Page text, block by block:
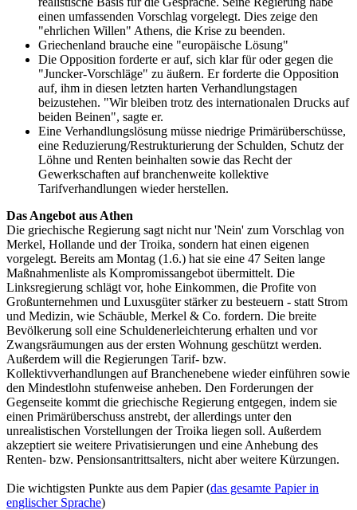
einen umfassenden Vorschlag vorgelegt. Dies zeige den
"ehrlichen Willen" Athens, die Krise zu beenden.
Griechenland brauche eine "europäische Lösung"
Die Opposition forderte er auf, sich klar für oder gegen die
"Juncker-Vorschläge" zu äußern. Er forderte die Opposition
auf, ihm in diesen letzten harten Verhandlungstagen
beizustehen. "Wir bleiben trotz des internationalen Drucks auf
beiden Beinen", sagte er.
Eine Verhandlungslösung müsse niedrige Primärüberschüsse,
eine Reduzierung/Restrukturierung der Schulden, Schutz der
Löhne und Renten beinhalten sowie das Recht der
Gewerkschaften auf branchenweite kollektive
Tarifverhandlungen wieder herstellen.
Das Angebot aus Athen
Die griechische Regierung sagt nicht nur 'Nein' zum Vorschlag von
Merkel, Hollande und der Troika, sondern hat einen eigenen
vorgelegt. Bereits am Montag (1.6.) hat sie eine 47 Seiten lange
Maßnahmenliste als Kompromissangebot übermittelt. Die
Linksregierung schlägt vor, hohe Einkommen, die Profite von
Großunternehmen und Luxusgüter stärker zu besteuern - statt Strom
und Medizin, wie Schäuble, Merkel & Co. fordern. Die breite
Bevölkerung soll eine Schuldenerleichterung erhalten und vor
Zwangsräumungen aus der ersten Wohnung geschützt werden.
Außerdem will die Regierungen Tarif- bzw.
Kollektivverhandlungen auf Branchenebene wieder einführen sowie
den Mindestlohn stufenweise anheben. Den Forderungen der
Gegenseite kommt die griechische Regierung entgegen, indem sie
einen Primärüberschuss anstrebt, der allerdings unter den
unrealistischen Vorstellungen der Troika liegen soll. Außerdem
akzeptiert sie weitere Privatisierungen und eine Anhebung des
Renten- bzw. Pensionsantrittsalters, nicht aber weitere Kürzungen.
Die wichtigsten Punkte aus dem Papier (das gesamte Papier in
englischer Sprache)